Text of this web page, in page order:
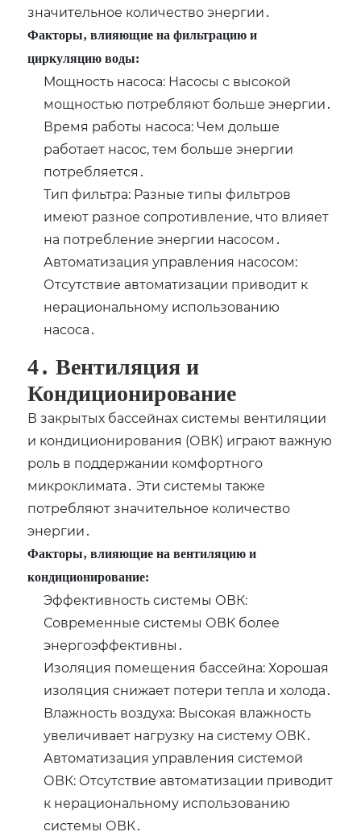
значительное количество энергии․
Факторы‚ влияющие на фильтрацию и
циркуляцию воды:
Мощность насоса: Насосы с высокой
мощностью потребляют больше энергии․
Время работы насоса: Чем дольше
работает насос‚ тем больше энергии
потребляется․
Тип фильтра: Разные типы фильтров
имеют разное сопротивление‚ что влияет
на потребление энергии насосом․
Автоматизация управления насосом:
Отсутствие автоматизации приводит к
нерациональному использованию
насоса․
4․ Вентиляция и
Кондиционирование
В закрытых бассейнах системы вентиляции
и кондиционирования (ОВК) играют важную
роль в поддержании комфортного
микроклимата․ Эти системы также
потребляют значительное количество
энергии․
Факторы‚ влияющие на вентиляцию и
кондиционирование:
Эффективность системы ОВК:
Современные системы ОВК более
энергоэффективны․
Изоляция помещения бассейна: Хорошая
изоляция снижает потери тепла и холода․
Влажность воздуха: Высокая влажность
увеличивает нагрузку на систему ОВК․
Автоматизация управления системой
ОВК: Отсутствие автоматизации приводит
к нерациональному использованию
системы ОВК․